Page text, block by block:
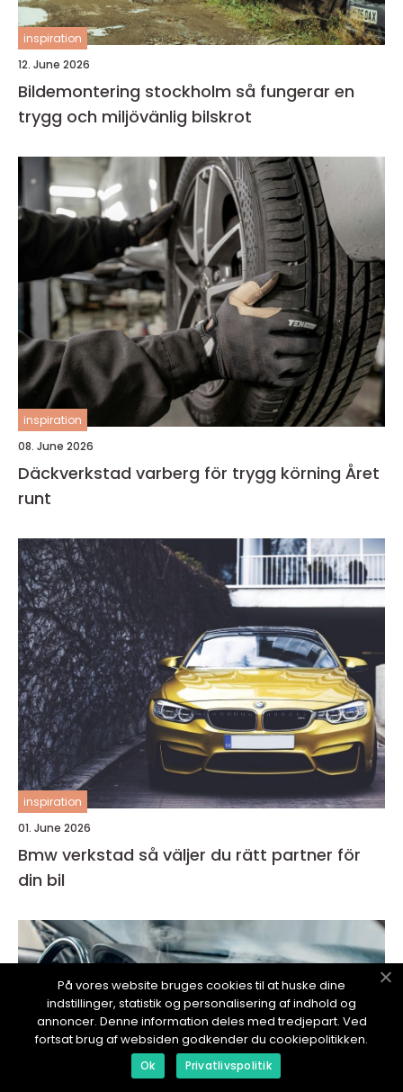
inspiration
12. June 2026
Bildemontering stockholm så fungerar en
trygg och miljövänlig bilskrot
inspiration
08. June 2026
Däckverkstad varberg för trygg körning Året
runt
inspiration
01. June 2026
Bmw verkstad så väljer du rätt partner för
din bil
På vores website bruges cookies til at huske dine
indstillinger, statistik og personalisering af indhold og
annoncer. Denne information deles med tredjepart. Ved
fortsat brug af websiden godkender du cookiepolitikken.
Ok Privatlivspolitik